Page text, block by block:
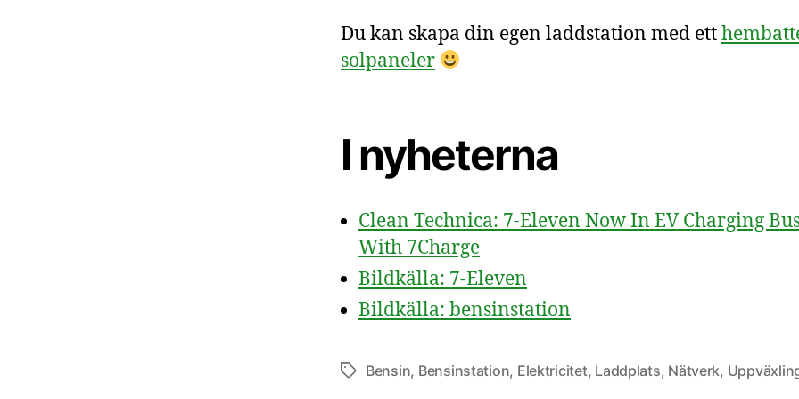
Du kan skapa din egen laddstation med ett
solpaneler
I nyheterna
Clean Technica: 7-Eleven Now In EV Charging
With 7Charge
Bildkälla: 7-Eleven
Bildkälla: bensinstation
Etiketter
Bensin, Bensinstation, Elektricitet, Laddplats, Nätverk,